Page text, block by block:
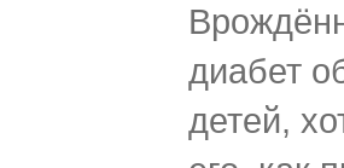
диабет
детей,